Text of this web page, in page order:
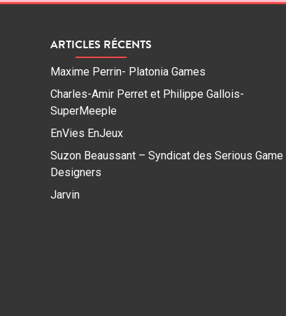
ARTICLES RÉCENTS
Maxime Perrin- Platonia Games
Charles-Amir Perret et Philippe Gallois-
SuperMeeple
EnVies EnJeux
Suzon Beaussant – Syndicat des Serious Game
Designers
Jarvin